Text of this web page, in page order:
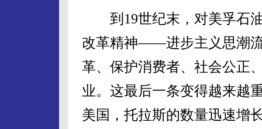
到19世纪末，对美孚石油
改革精神——进步主义思潮
革、保护消费者、社会公正
业。这最后一条变得越来越
美国，托拉斯的数量迅速增